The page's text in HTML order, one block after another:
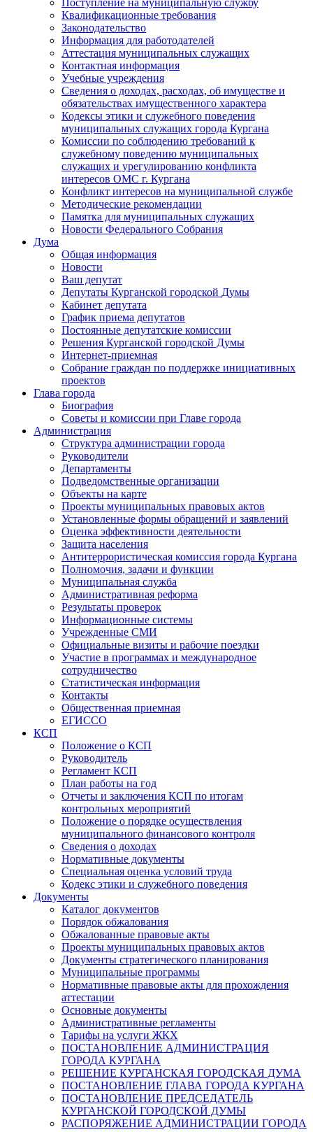
Поступление на муниципальную службу
Квалификационные требования
Законодательство
Информация для работодателей
Аттестация муниципальных служащих
Контактная информация
Учебные учреждения
Сведения о доходах, расходах, об имуществе и
обязательствах имущественного характера
Кодексы этики и служебного поведения
муниципальных служащих города Кургана
Комиссии по соблюдению требований к
служебному поведению муниципальных
служащих и урегулированию конфликта
интересов ОМС г. Кургана
Конфликт интересов на муниципальной службе
Методические рекомендации
Памятка для муниципальных служащих
Новости Федерального Cобрания
Дума
Общая информация
Новости
Ваш депутат
Депутаты Курганской городской Думы
Кабинет депутата
График приема депутатов
Постоянные депутатские комиссии
Решения Курганской городской Думы
Интернет-приемная
Собрание граждан по поддержке инициативных
проектов
Глава города
Биография
Советы и комиссии при Главе города
Администрация
Структура администрации города
Руководители
Департаменты
Подведомственные организации
Объекты на карте
Проекты муниципальных правовых актов
Установленные формы обращений и заявлений
Оценка эффективности деятельности
Защита населения
Антитеррористическая комиссия города Кургана
Полномочия, задачи и функции
Муниципальная служба
Административная реформа
Результаты проверок
Информационные системы
Учрежденные СМИ
Официальные визиты и рабочие поездки
Участие в программах и международное
сотрудничество
Статистическая информация
Контакты
Общественная приемная
ЕГИССО
КСП
Положение о КСП
Руководитель
Регламент КСП
План работы на год
Отчеты и заключения КСП по итогам
контрольных мероприятий
Положение о порядке осуществления
муниципального финансового контроля
Сведения о доходах
Нормативные документы
Специальная оценка условий труда
Кодекс этики и служебного поведения
Документы
Каталог документов
Порядок обжалования
Обжалованные правовые акты
Проекты муниципальных правовых актов
Документы стратегического планирования
Муниципальные программы
Нормативные правовые акты для прохождения
аттестации
Основные документы
Административные регламенты
Тарифы на услуги ЖКХ
ПОСТАНОВЛЕНИЕ АДМИНИСТРАЦИЯ
ГОРОДА КУРГАНА
РЕШЕНИЕ КУРГАНСКАЯ ГОРОДСКАЯ ДУМА
ПОСТАНОВЛЕНИЕ ГЛАВА ГОРОДА КУРГАНА
ПОСТАНОВЛЕНИЕ ПРЕДСЕДАТЕЛЬ
КУРГАНСКОЙ ГОРОДСКОЙ ДУМЫ
РАСПОРЯЖЕНИЕ АДМИНИСТРАЦИИ ГОРОДА